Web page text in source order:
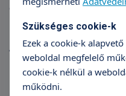
ország területén -
másik megyében
A CSVSZ térítésmentes
Szükséges cookie-k
Ezek a cookie-k
weboldal megfelelő
cookie-k nélkül a
működni.